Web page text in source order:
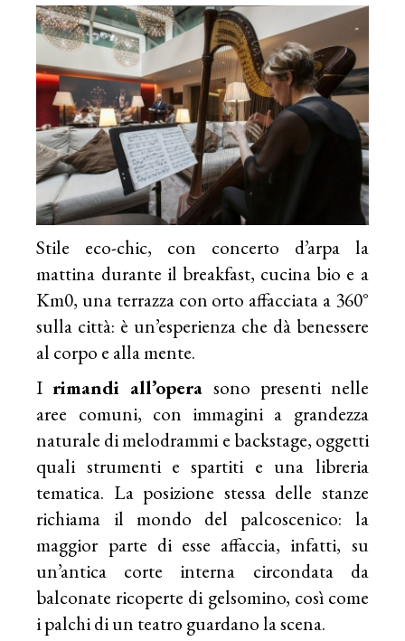
Stile eco-chic, con concerto d’arpa la
mattina durante il breakfast, cucina bio e a
Km0, una terrazza con orto affacciata a 360°
sulla città: è un’esperienza che dà benessere
al corpo e alla mente.
I rimandi all’opera sono presenti nelle
aree comuni, con immagini a grandezza
naturale di melodrammi e backstage, oggetti
quali strumenti e spartiti e una libreria
tematica. La posizione stessa delle stanze
richiama il mondo del palcoscenico: la
maggior parte di esse affaccia, infatti, su
un’antica corte interna circondata da
balconate ricoperte di gelsomino, così come
i palchi di un teatro guardano la scena.